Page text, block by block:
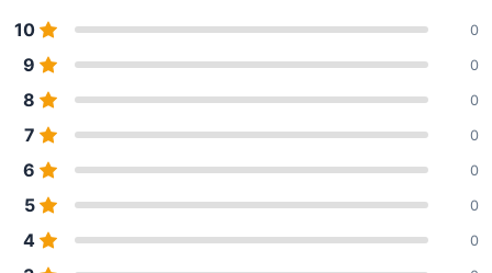
10 0
9 0
8 0
7 0
6 0
5 0
4 0